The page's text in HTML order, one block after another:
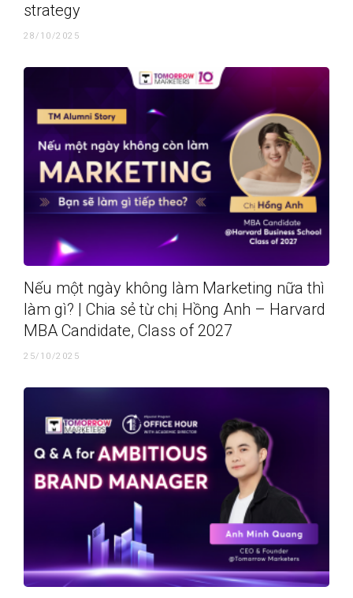
strategy
28/10/2025
Nếu một ngày không làm Marketing nữa thì
làm gì? | Chia sẻ từ chị Hồng Anh – Harvard
MBA Candidate, Class of 2027
25/10/2025